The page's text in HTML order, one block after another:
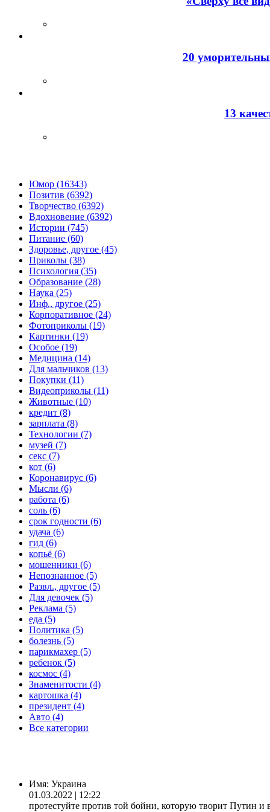
20
13
Юмор (16343)
Позитив (6392)
Творчество (6392)
Вдохновение (6392)
Истории (745)
Питание (60)
Здоровье, другое (45)
Приколы (38)
Психология (35)
Образование (28)
Наука (25)
Инф., другое (25)
Корпоративное (24)
Фотоприколы (19)
Картинки (19)
Особое (19)
Медицина (14)
Для мальчиков (13)
Покупки (11)
Видеоприколы (11)
Животные (10)
кредит (8)
зарплата (8)
Технологии (7)
музей (7)
секс (7)
кот (6)
Коронавирус (6)
Мысли (6)
работа (6)
соль (6)
срок годности (6)
удача (6)
гид (6)
копьё (6)
мошенники (6)
Непознанное (5)
Развл., другое (5)
Для девочек (5)
Реклама (5)
еда (5)
Политика (5)
болезнь (5)
парикмахер (5)
ребенок (5)
космос (4)
Знаменитости (4)
картошка (4)
президент (4)
Авто (4)
Все категории
Имя: Украина
01.03.2022 | 12:22
протестуйте против той бойни, которую творит Путин